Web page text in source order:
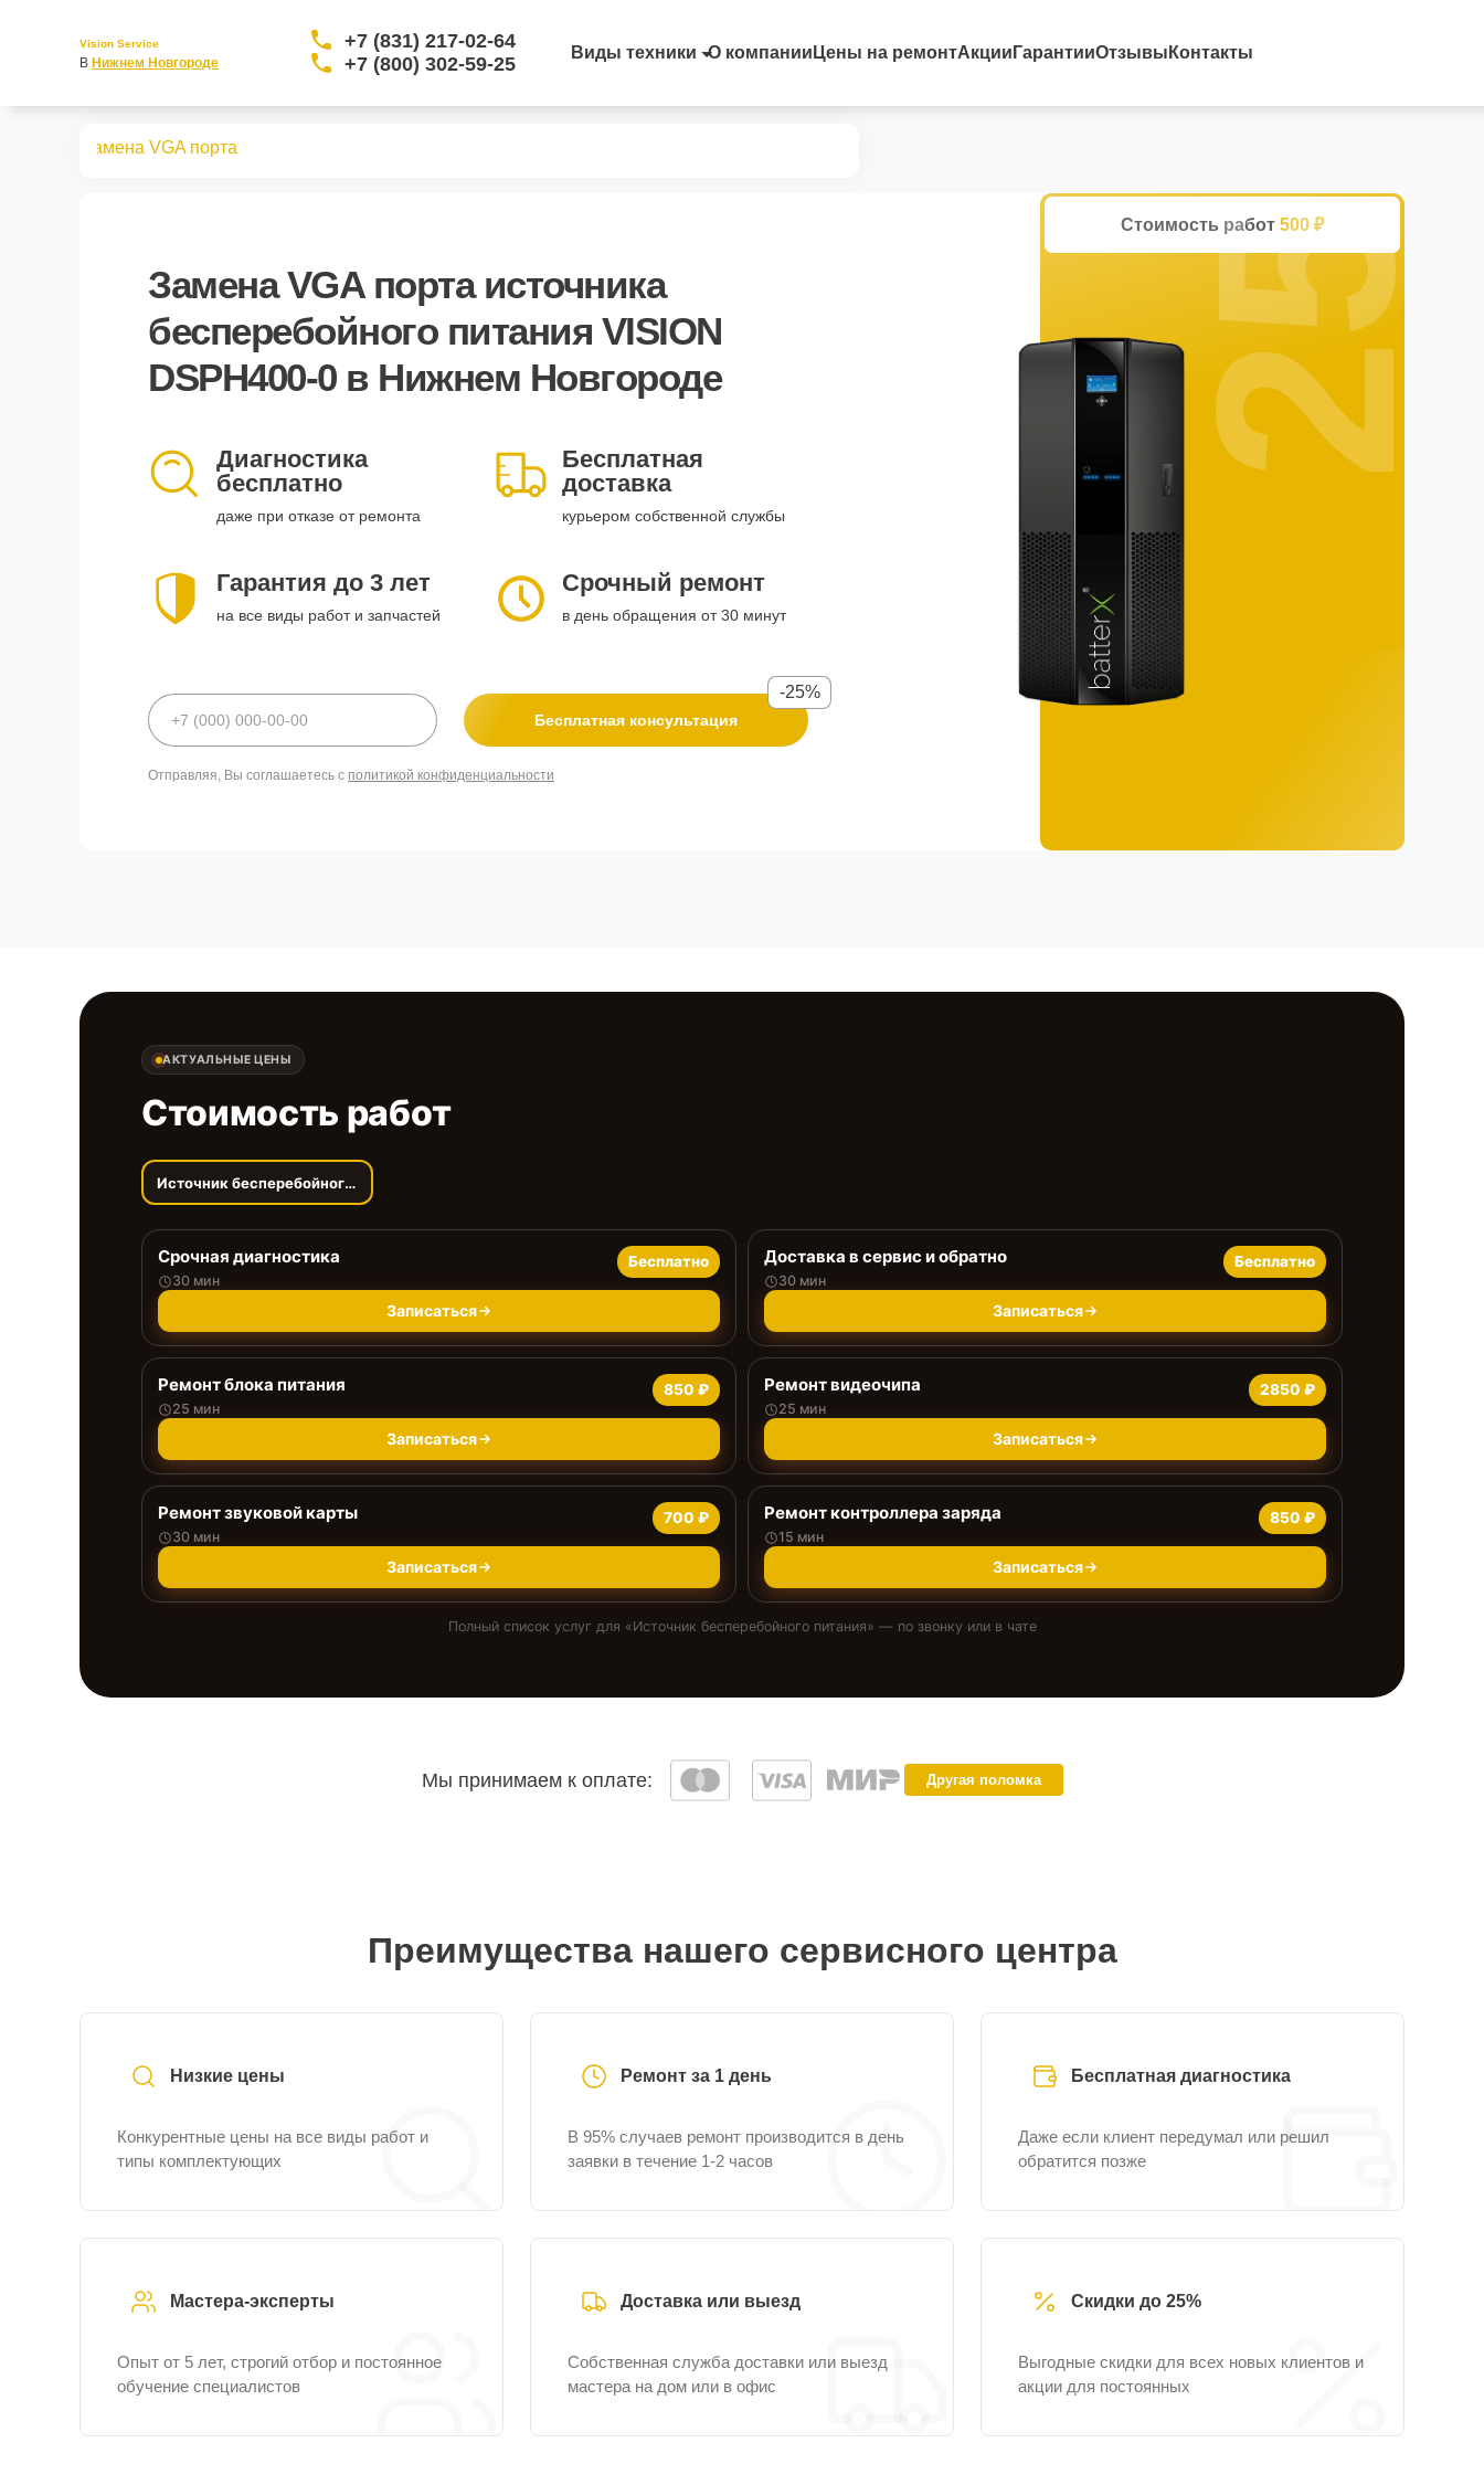
Vision Service
В Нижнем Новгороде
+7 (831) 217-02-64
+7 (800) 302-59-25
Виды техники О компании Цены на ремонтАкции ГарантииОтзывы Контакты
Замена VGA порта
Замена VGA порта источника
бесперебойного питания VISION
DSPH400-0 в Нижнем Новгороде
Диагностика
бесплатно
даже при отказе от ремонта
Бесплатная
доставка
курьером собственной службы
Гарантия до 3 лет
на все виды работ и запчастей
Срочный ремонт
в день обращения от 30 минут
Бесплатная консультация
-25%
Отправляя, Вы соглашаетесь с политикой конфиденциальности
Стоимость работ 500 ₽
25%
АКТУАЛЬНЫЕ ЦЕНЫ
Стоимость работ
Источник бесперебойного питания
Срочная диагностика
30 мин
Бесплатно
Записаться
Доставка в сервис и обратно
30 мин
Бесплатно
Записаться
Ремонт блока питания
25 мин
850 ₽
Записаться
Ремонт видеочипа
25 мин
2850 ₽
Записаться
Ремонт звуковой карты
30 мин
700 ₽
Записаться
Ремонт контроллера заряда
15 мин
850 ₽
Записаться
Полный список услуг для «Источник бесперебойного питания» — по звонку или в чате
Мы принимаем к оплате: Другая поломка
Преимущества нашего сервисного центра
Низкие цены
Конкурентные цены на все виды работ и
типы комплектующих
Ремонт за 1 день
В 95% случаев ремонт производится в день
заявки в течение 1-2 часов
Бесплатная диагностика
Даже если клиент передумал или решил
обратится позже
Мастера-эксперты
Опыт от 5 лет, строгий отбор и постоянное
обучение специалистов
Доставка или выезд
Собственная служба доставки или выезд
мастера на дом или в офис
Скидки до 25%
Выгодные скидки для всех новых клиентов и
акции для постоянных